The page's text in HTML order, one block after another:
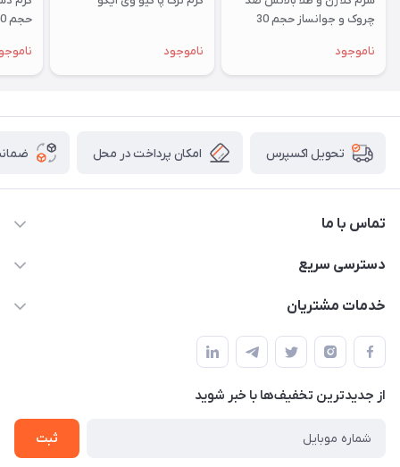
چروک و جوانساز حجم 30
ناموجود
ناموجود
حجم 50 میلی لیتر
تحویل اکسپرس امکان پرداخت در محل
تماس با ما
09172138137
دسترسی سریع
حساب کاربری
لیست محصولات
درباره ما
خدمات مشتریان
قوانین و مقررات
حریم خصوصی
راهنما
از جدید‌ترین تخفیف‌ها با‌ خبر شوید
ثبت